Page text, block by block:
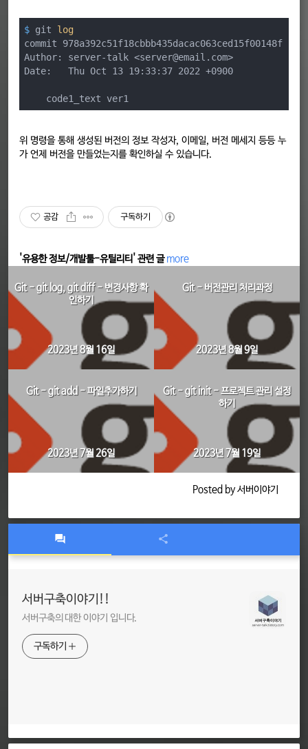
$ git log
commit 978a392c51f18cbbb435dacac063ced15f00148f
Author: server-talk <server@email.com>
Date:   Thu Oct 13 19:33:37 2022 +0900
    code1_text ver1
위 명령을 통해 생성된 버전의 정보 작성자, 이메일, 버전 메세지 등등 누
가 언제 버전을 만들었는지를 확인하실 수 있습니다.
공감 구독하기
'유용한 정보/개발툴-유틸리티' 관련 글 more
Git - git log, git diff - 변경사항 확
인하기
2023년 8월 16일
Git - 버전관리 처리과정
2023년 8월 9일
Git - git add - 파일추가하기
2023년 7월 26일
Git - git init - 프로젝트 관리 설정
하기
2023년 7월 19일
Posted by 서버이야기
서버구축이야기!!
서버구축의 대한 이야기 입니다.
구독하기